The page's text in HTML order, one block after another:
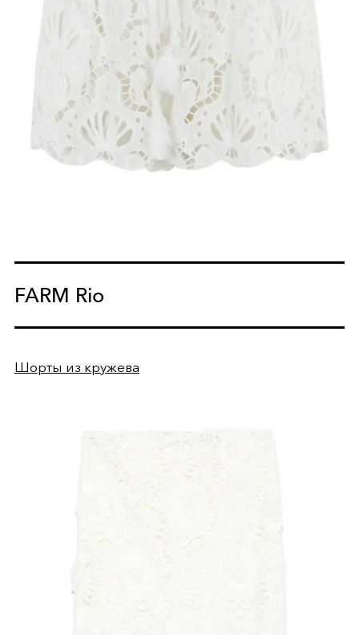
FARM Rio
Шорты из кружева